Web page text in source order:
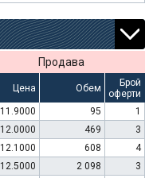
Продава
Цена Обем
Брой
оферти
11.9000 95
1
12.0000 469
3
12.1000 608
4
12.5000 2 098
3